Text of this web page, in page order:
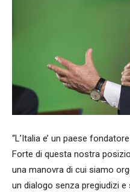
“L’Italia e’ un paese
Forte di questa nostra
una manovra di cui siamo
un dialogo senza pregiudizi